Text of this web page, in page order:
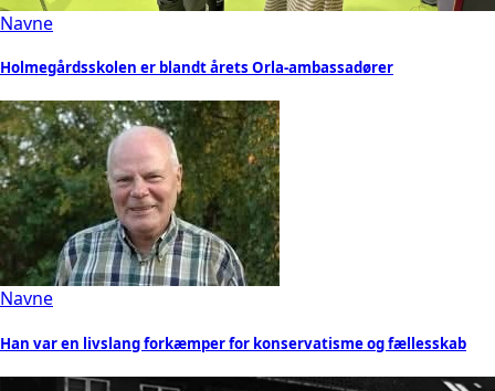
Navne
Holmegårdsskolen er blandt årets Orla-ambassadører
Navne
Han var en livslang forkæmper for konservatisme og fællesskab